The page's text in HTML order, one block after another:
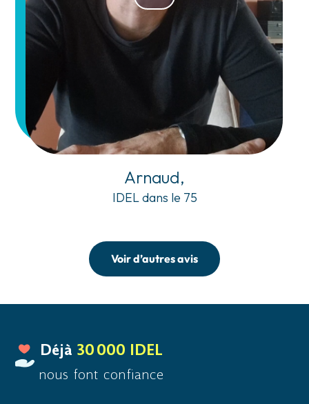
Arnaud,
IDEL dans le 75
Voir d’autres avis
Déjà 30 000 IDEL
nous font confiance